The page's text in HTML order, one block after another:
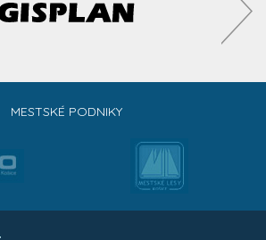
MESTSKÉ PODNIKY